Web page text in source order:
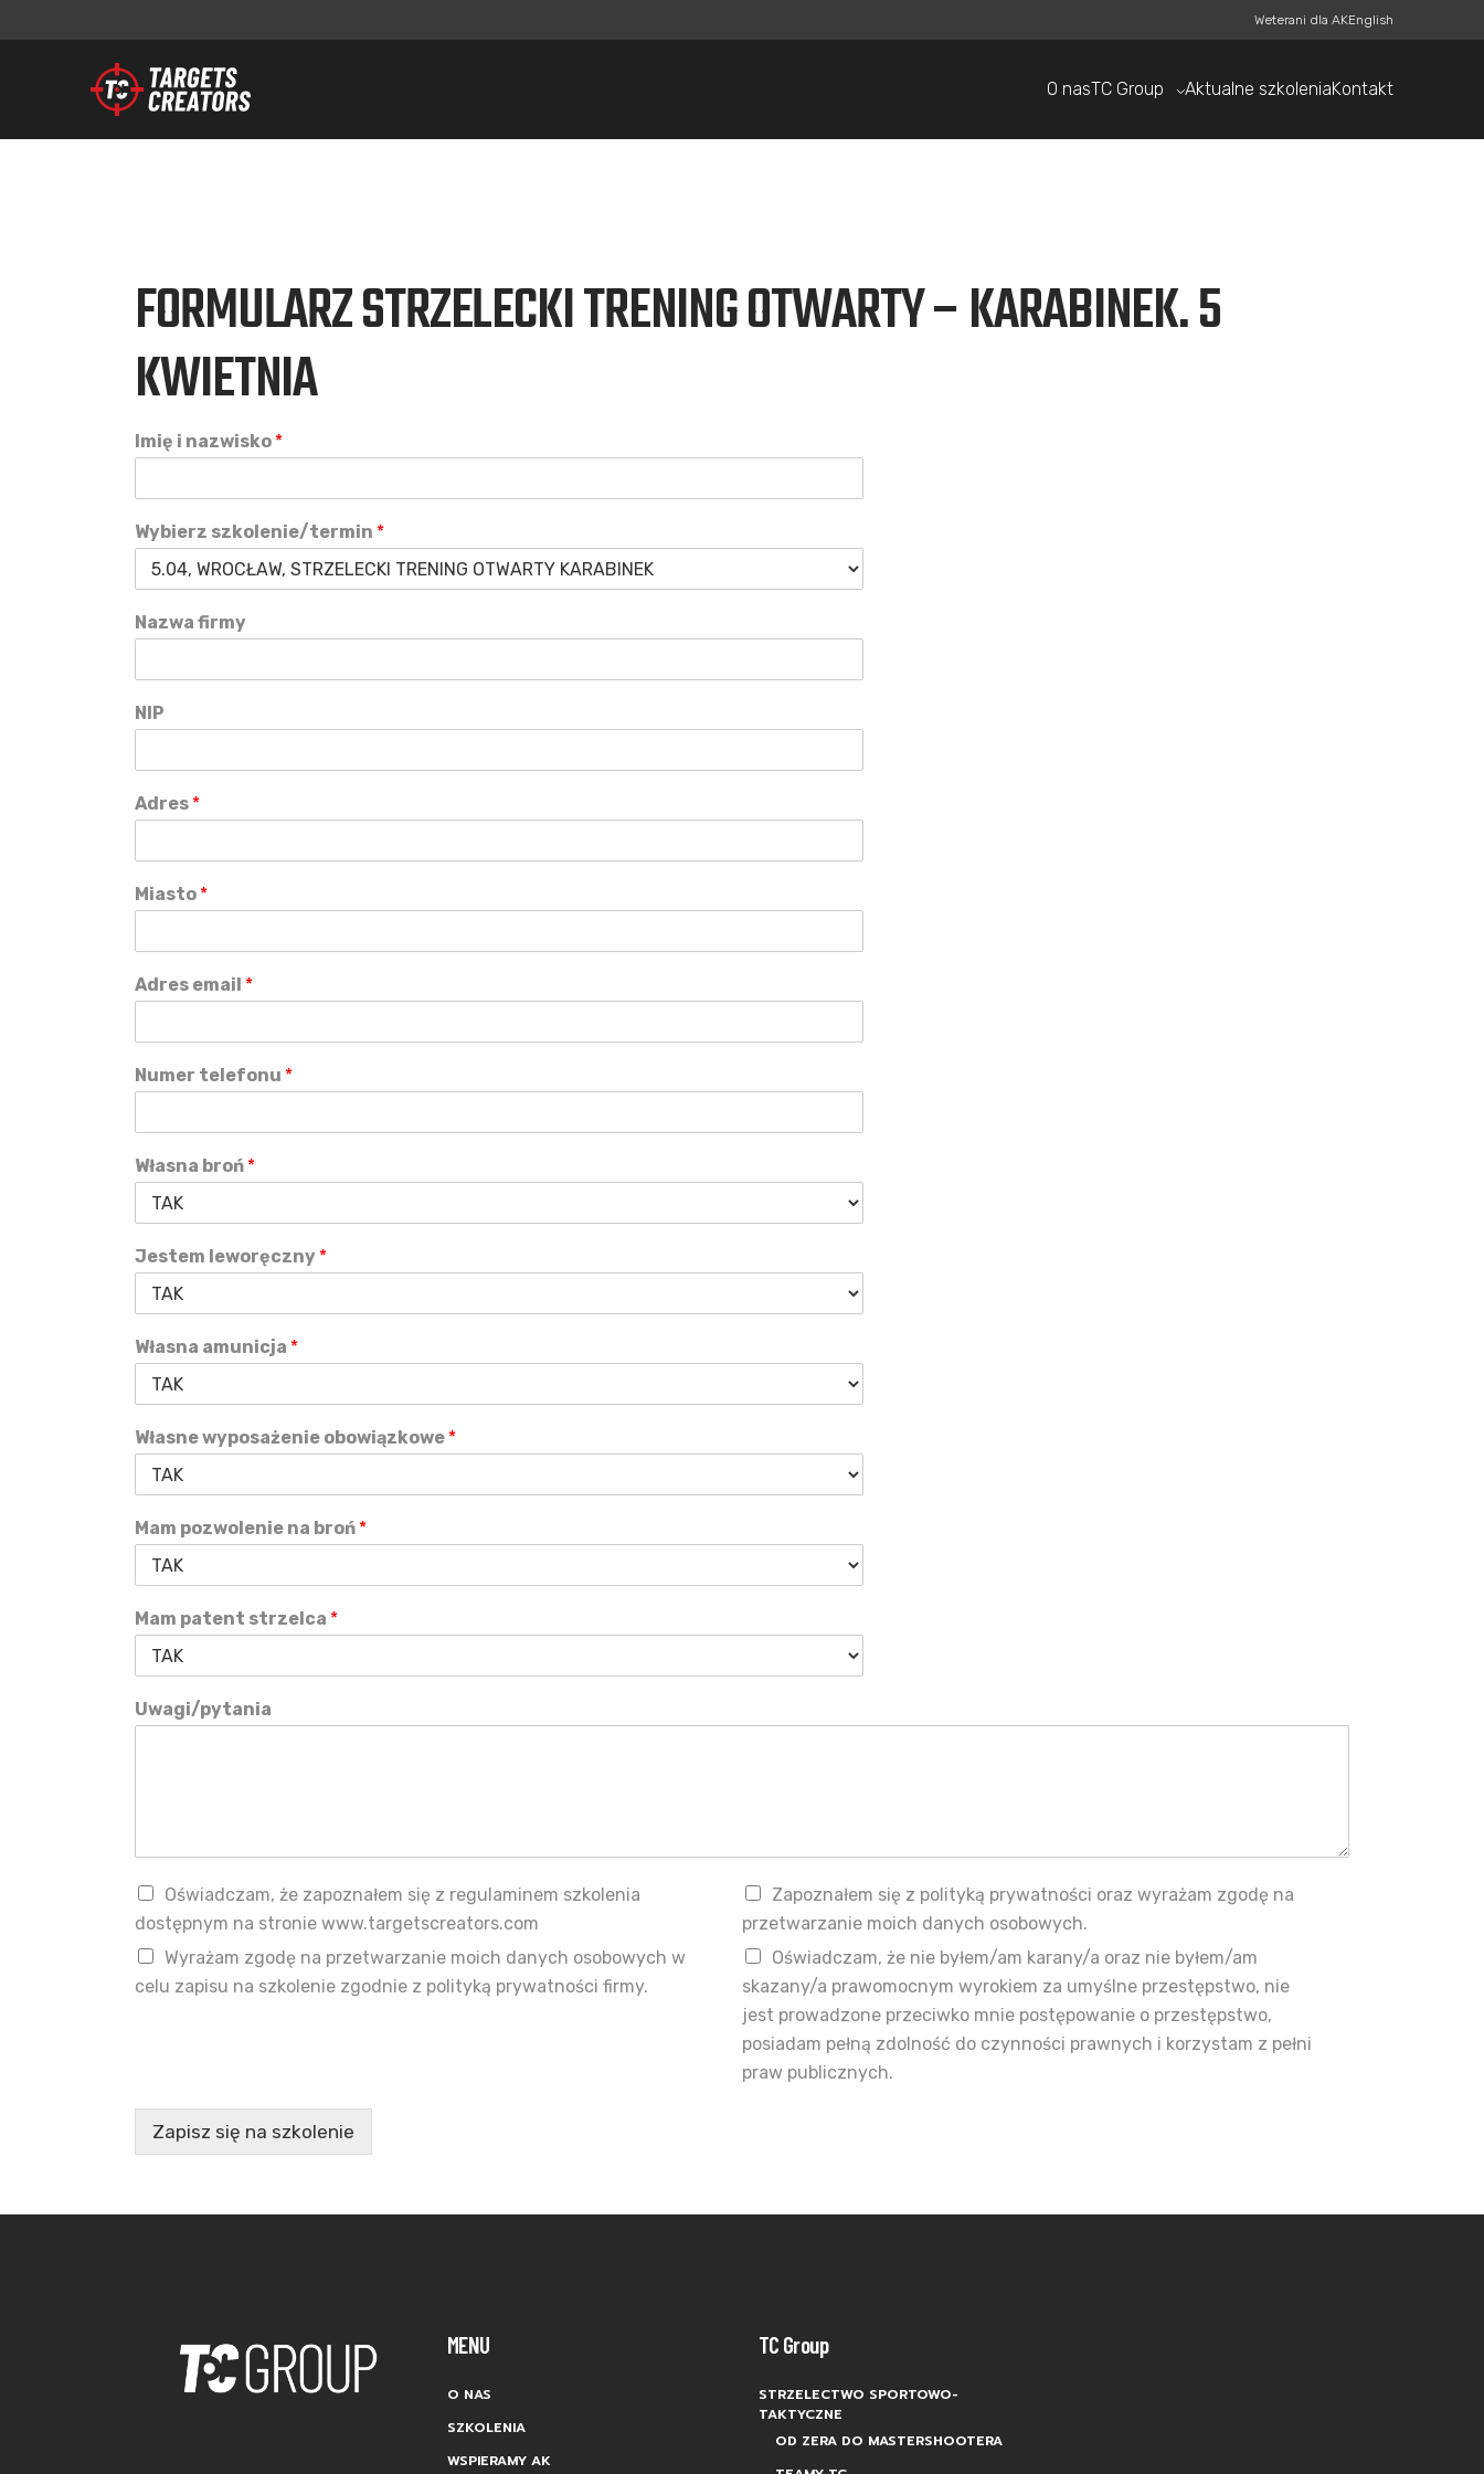
Weterani dla AKEnglish
O nasTC Group Aktualne szkoleniaKontakt
FORMULARZ STRZELECKI TRENING OTWARTY – KARABINEK. 5
KWIETNIA
Imię i nazwisko *
Wybierz szkolenie/termin *
Nazwa firmy
NIP
Adres *
Miasto *
Adres email *
Numer telefonu *
Własna broń *
Jestem leworęczny *
Własna amunicja *
Własne wyposażenie obowiązkowe *
Mam pozwolenie na broń *
Mam patent strzelca *
Uwagi/pytania
Oświadczam, że zapoznałem się z regulaminem szkolenia
dostępnym na stronie www.targetscreators.com
Zapoznałem się z polityką prywatności oraz wyrażam zgodę na
przetwarzanie moich danych osobowych.
Wyrażam zgodę na przetwarzanie moich danych osobowych w
celu zapisu na szkolenie zgodnie z polityką prywatności firmy.
Oświadczam, że nie byłem/am karany/a oraz nie byłem/am
skazany/a prawomocnym wyrokiem za umyślne przestępstwo, nie
jest prowadzone przeciwko mnie postępowanie o przestępstwo,
posiadam pełną zdolność do czynności prawnych i korzystam z pełni
praw publicznych.
Zapisz się na szkolenie
MENU
O NAS
SZKOLENIA
WSPIERAMY AK
TC Group
STRZELECTWO SPORTOWO-
TAKTYCZNE
OD ZERA DO MASTERSHOOTERA